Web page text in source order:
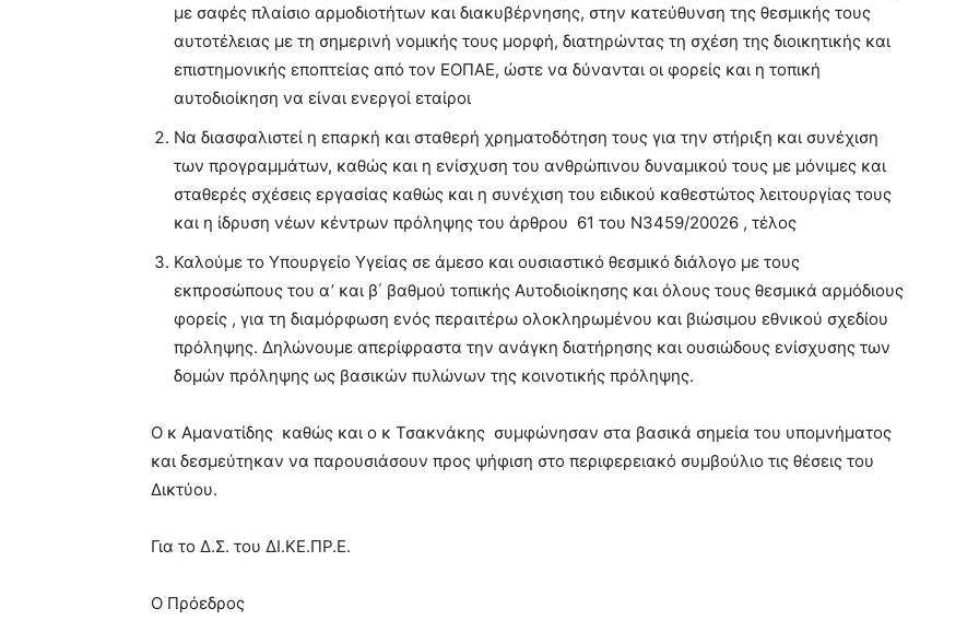
με σαφές πλαίσιο αρμοδιοτήτων και διακυβέρνησης, στην κατεύθυνση της θεσμικής τους
αυτοτέλειας με τη σημερινή νομικής τους μορφή, διατηρώντας τη σχέση της διοικητικής και
επιστημονικής εποπτείας από τον ΕΟΠΑΕ, ώστε να δύνανται οι φορείς και η τοπική
αυτοδιοίκηση να είναι ενεργοί εταίροι
Να διασφαλιστεί η επαρκή και σταθερή χρηματοδότηση τους για την στήριξη και συνέχιση
των προγραμμάτων, καθώς και η ενίσχυση του ανθρώπινου δυναμικού τους με μόνιμες και
σταθερές σχέσεις εργασίας καθώς και η συνέχιση του ειδικού καθεστώτος λειτουργίας τους
και η ίδρυση νέων κέντρων πρόληψης του άρθρου 61 του Ν3459/20026 , τέλος
Καλούμε το Υπουργείο Υγείας σε άμεσο και ουσιαστικό θεσμικό διάλογο με τους
εκπροσώπους του α’ και β΄ βαθμού τοπικής Αυτοδιοίκησης και όλους τους θεσμικά αρμόδιους
φορείς , για τη διαμόρφωση ενός περαιτέρω ολοκληρωμένου και βιώσιμου εθνικού σχεδίου
πρόληψης. Δηλώνουμε απερίφραστα την ανάγκη διατήρησης και ουσιώδους ενίσχυσης των
δομών πρόληψης ως βασικών πυλώνων της κοινοτικής πρόληψης.
Ο κ Αμανατίδης καθώς και ο κ Τσακνάκης συμφώνησαν στα βασικά σημεία του υπομνήματος
και δεσμεύτηκαν να παρουσιάσουν προς ψήφιση στο περιφερειακό συμβούλιο τις θέσεις του
Δικτύου.
Για το Δ.Σ. του ΔΙ.ΚΕ.ΠΡ.Ε.
Ο Πρόεδρος